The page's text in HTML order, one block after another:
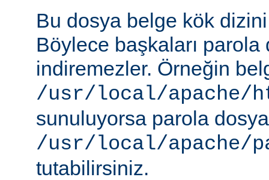
Bu dosya belge kök dizini
Böylece başkaları parola
indiremezler. Örneğin
/usr/local/apache/
sunuluyorsa parola
/usr/local/apache/
tutabilirsiniz.